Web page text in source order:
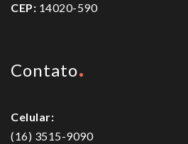
CEP: 14020-590
Contato
Celular:
(16) 3515-9090